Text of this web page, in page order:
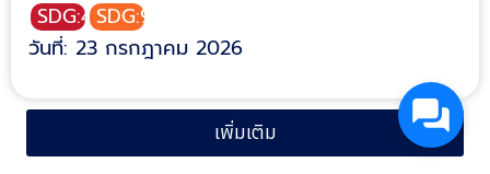
SDG:4SDG:9
วันที่: 23 กรกฎาคม 2026
เพิ่มเติม